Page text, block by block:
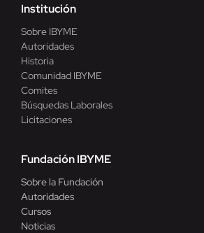
Institución
Sobre IBYME
Autoridades
Historia
Comunidad IBYME
Comites
Búsquedas Laborales
Licitaciones
Fundación IBYME
Sobre la Fundación
Autoridades
Cursos
Noticias